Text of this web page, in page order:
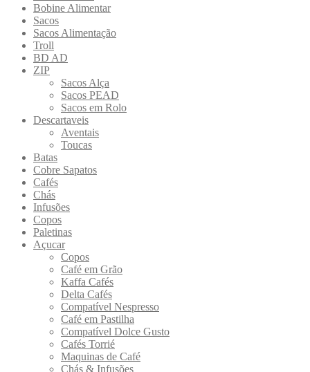
Bobine Alimentar
Sacos
Sacos Alimentação
Troll
BD AD
ZIP
Sacos Alça
Sacos PEAD
Sacos em Rolo
Descartaveis
Aventais
Toucas
Batas
Cobre Sapatos
Cafés
Chás
Infusões
Copos
Paletinas
Açucar
Copos
Café em Grão
Kaffa Cafés
Delta Cafés
Compatível Nespresso
Café em Pastilha
Compatível Dolce Gusto
Cafés Torrié
Maquinas de Café
Chás & Infusões